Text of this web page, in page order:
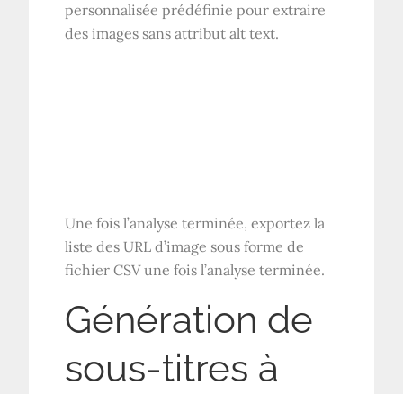
personnalisée prédéfinie pour extraire
des images sans attribut alt text.
Une fois l’analyse terminée, exportez la
liste des URL d’image sous forme de
fichier CSV une fois l’analyse terminée.
Génération de
sous-titres à